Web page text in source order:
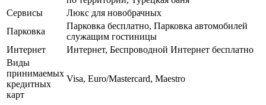
Сервисы
Люкс для новобрачных
Парковка
Парковка бесплатно, Парковка автомобилей
служащим гостиницы
Интернет
Интернет, Беспроводной Интернет бесплатно
Виды
принимаемых
кредитных
карт
Visa, Euro/Mastercard, Maestro